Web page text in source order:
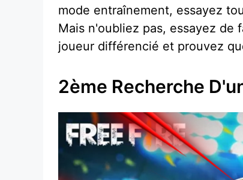
mode entraînement, essayez
Mais n'oubliez pas, essayez de
joueur différencié et prouvez
2ème Recherche